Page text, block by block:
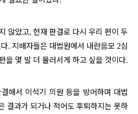
않았고, 헌재 판결로 다시 우리 편이 두
. 지배자들은 대법원에서 내란음모 2심
을 몇 발 더 물러서게 하고 싶을 것이다.
해서 이석기 의원 등을 방어하며 대법
결과가 되거나 적어도 후퇴하지는 못하